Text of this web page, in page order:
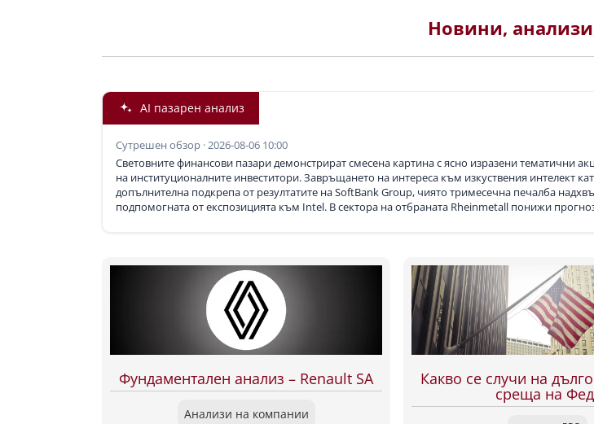
Новини,
AI пазарен анализ
Сутрешен обзор · 2026-08-06 10:00
Световните финансови пазари демонстрират смесена картина с ясно изразени тематични
на институционалните инвеститори. Завръщането на интереса към изкуствения интелект
допълнителна подкрепа от резултатите на SoftBank Group, чиято тримесечна печалба
подпомогната от експозицията към Intel. В сектора на отбраната Rheinmetall понижи
Фундаментален анализ – Renault SA
Анализи на компании
Какво се случи на
среща на